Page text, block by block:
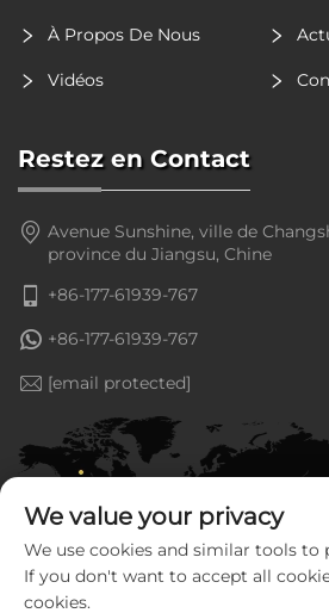
À Propos De Nous
Vidéos
Restez en Contact
Avenue Sunshine, ville de
province du Jiangsu, Chine
+86-177-61939-767
+86-177-61939-767
[email protected]
We value your privacy
We use cookies and similar tools to
If you don't want to accept all
cookies.